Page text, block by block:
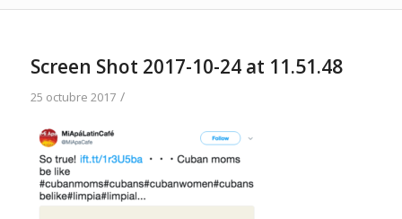
Screen Shot 2017-10-24 at 11.51.48
25 octubre 2017 /